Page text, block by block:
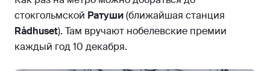
стокгольмской Ратуши(ближайшая станция
Rådhuset). Там вручают нобелевские премии
каждый год 10 декабря.